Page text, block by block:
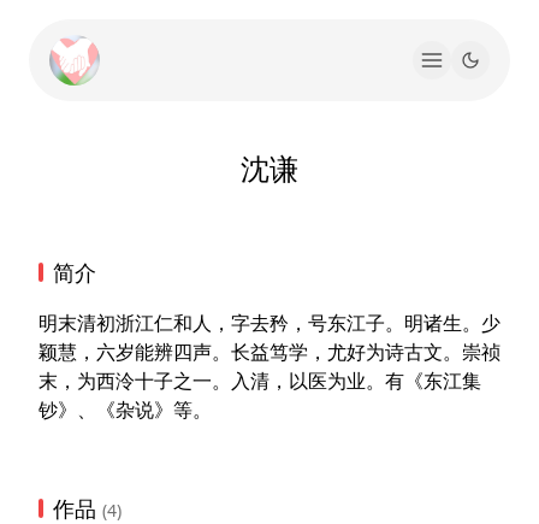
沈谦
简介
明末清初浙江仁和人，字去矜，号东江子。明诸生。少
颖慧，六岁能辨四声。长益笃学，尤好为诗古文。崇祯
末，为西泠十子之一。入清，以医为业。有《东江集
钞》、《杂说》等。
作品 (4)